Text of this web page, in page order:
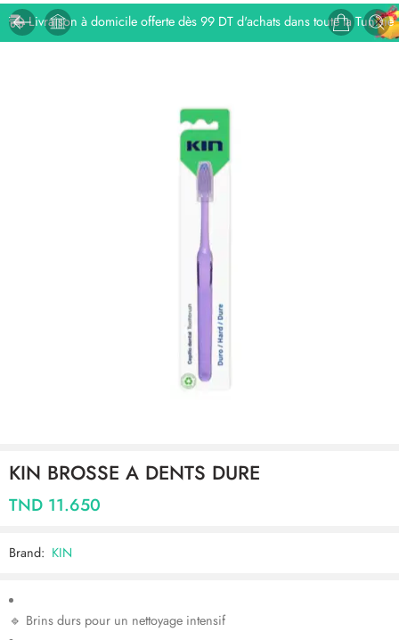
Livraison à domicile offerte dès 99 DT d'achats dans toute la Tunisie
KIN BROSSE A DENTS DURE
TND 11.650
Brand: KIN
🔹 Brins durs pour un nettoyage intensif